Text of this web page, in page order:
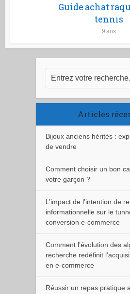
Guide achat
tennis
9 ans
Articles
Bijoux anciens hérités :
de vendre
Comment choisir un bon
votre garçon ?
L’impact de l’intention de
informationnelle sur le
conversion e-commerce
Comment l’évolution des
recherche redéfinit
en e-commerce
Réussir un repas pratique